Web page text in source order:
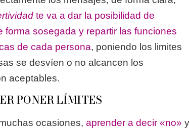
te va a dar la posibilidad de
forma sosegada y repartir las funciones
de cada persona, poniendo los limites
se desvíen o no alcancen los
aceptables.
PONER LÍMITES
ocasiones, aprender a decir «no» y